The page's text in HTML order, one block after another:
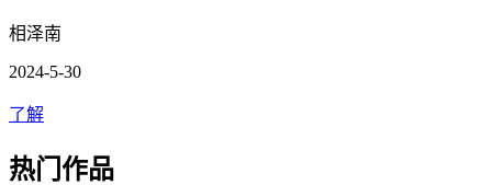
相泽南
2024-5-30
了解
热门作品